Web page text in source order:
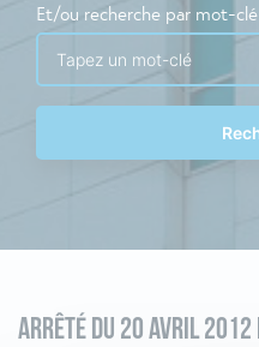
Et/ou recherche par mot-clé
ARRÊTÉ DU 20 AVRIL 2012